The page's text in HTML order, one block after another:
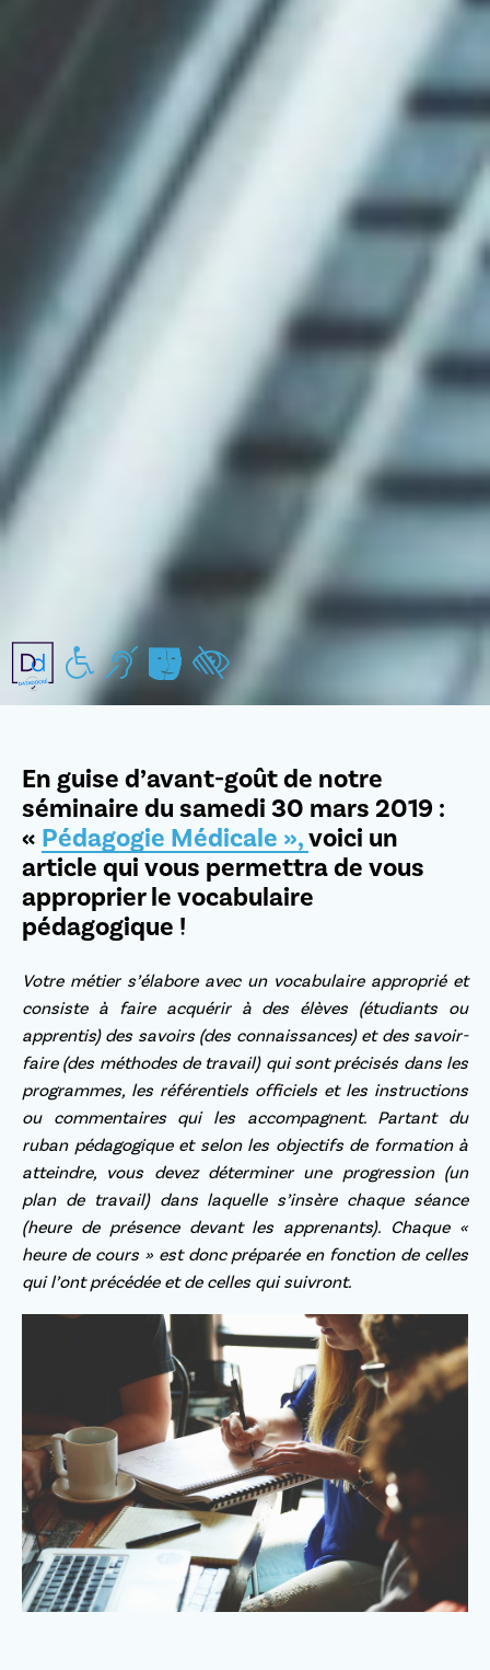
Handicap moteur
Handicap auditif
Handicap mental/pychiques
Handicap visuel
En guise d’avant-goût de notre
séminaire du samedi 30 mars 2019 :
« Pédagogie Médicale »,voici un
article qui vous permettra de vous
approprier le vocabulaire
pédagogique !
Votre métier s’élabore avec un vocabulaire approprié et
consiste à faire acquérir à des élèves (étudiants ou
apprentis) des savoirs (des connaissances) et des savoir-
faire (des méthodes de travail) qui sont précisés dans les
programmes, les référentiels officiels et les instructions
ou commentaires qui les accompagnent. Partant du
ruban pédagogique et selon les objectifs de formation à
atteindre, vous devez déterminer une progression (un
plan de travail) dans laquelle s’insère chaque séance
(heure de présence devant les apprenants). Chaque «
heure de cours » est donc préparée en fonction de celles
qui l’ont précédée et de celles qui suivront.